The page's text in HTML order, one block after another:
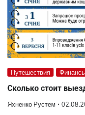
Путешествия
Сколько стоит
Яхненко Рустем